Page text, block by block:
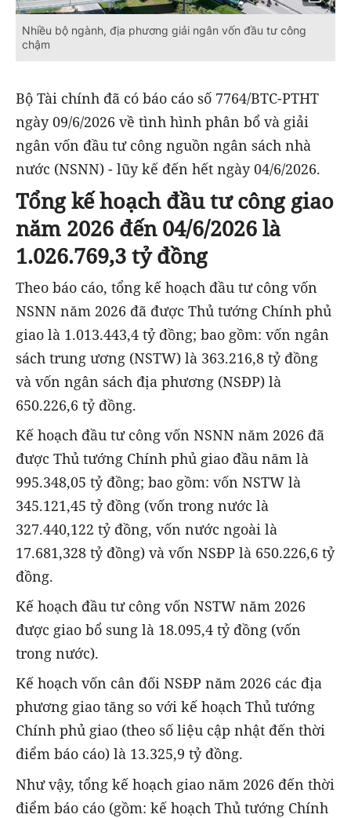
Nhiều bộ ngành, địa phương giải ngân vốn đầu tư công
chậm
Bộ Tài chính đã có báo cáo số 7764/BTC-PTHT
ngày 09/6/2026 về tình hình phân bổ và giải
ngân vốn đầu tư công nguồn ngân sách nhà
nước (NSNN) - lũy kế đến hết ngày 04/6/2026.
Tổng kế hoạch đầu tư công giao
năm 2026 đến 04/6/2026 là
1.026.769,3 tỷ đồng
Theo báo cáo, tổng kế hoạch đầu tư công vốn
NSNN năm 2026 đã được Thủ tướng Chính phủ
giao là 1.013.443,4 tỷ đồng; bao gồm: vốn ngân
sách trung ương (NSTW) là 363.216,8 tỷ đồng
và vốn ngân sách địa phương (NSĐP) là
650.226,6 tỷ đồng.
Kế hoạch đầu tư công vốn NSNN năm 2026 đã
được Thủ tướng Chính phủ giao đầu năm là
995.348,05 tỷ đồng; bao gồm: vốn NSTW là
345.121,45 tỷ đồng (vốn trong nước là
327.440,122 tỷ đồng, vốn nước ngoài là
17.681,328 tỷ đồng) và vốn NSĐP là 650.226,6 tỷ
đồng.
Kế hoạch đầu tư công vốn NSTW năm 2026
được giao bổ sung là 18.095,4 tỷ đồng (vốn
trong nước).
Kế hoạch vốn cân đối NSĐP năm 2026 các địa
phương giao tăng so với kế hoạch Thủ tướng
Chính phủ giao (theo số liệu cập nhật đến thời
điểm báo cáo) là 13.325,9 tỷ đồng.
Như vậy, tổng kế hoạch giao năm 2026 đến thời
điểm báo cáo (gồm: kế hoạch Thủ tướng Chính